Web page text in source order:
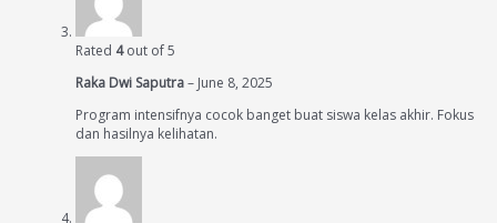
Rated 4out of 5
Raka Dwi Saputra– June 8, 2025
Program intensifnya cocok banget buat siswa kelas akhir. Fokus
dan hasilnya kelihatan.